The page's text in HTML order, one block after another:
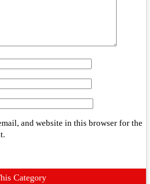
and website in this browser for the
Category